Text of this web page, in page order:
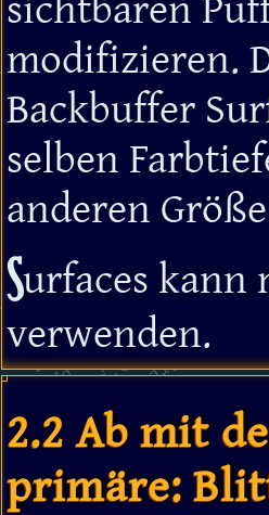
sichtbaren
modifizieren.
Backbuffer
selben
anderen
Surfaces kann
verwenden.
2.2 Ab mit
primäre: